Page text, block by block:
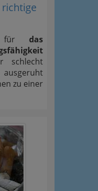
für das
schlecht
zu einer